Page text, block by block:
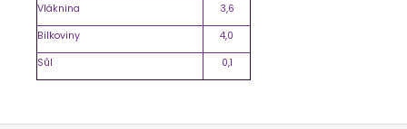
Vláknina
3,6
Bílkoviny
4,0
Sůl
0,1